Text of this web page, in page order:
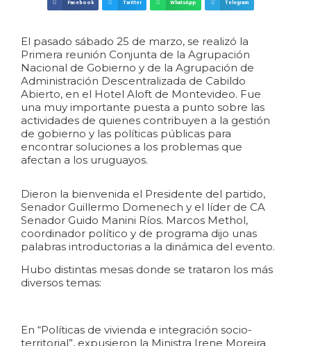
Facebook Twitter WhatsApp Telegram
El pasado sábado 25 de marzo, se realizó la
Primera reunión Conjunta de la Agrupación
Nacional de Gobierno y de la Agrupación de
Administración Descentralizada de Cabildo
Abierto, en el Hotel Aloft de Montevideo. Fue
una muy importante puesta a punto sobre las
actividades de quienes contribuyen a la gestión
de gobierno y las políticas públicas para
encontrar soluciones a los problemas que
afectan a los uruguayos.
Dieron la bienvenida el Presidente del partido,
Senador Guillermo Domenech y el líder de CA
Senador Guido Manini Ríos. Marcos Methol,
coordinador político y de programa dijo unas
palabras introductorias a la dinámica del evento.
Hubo distintas mesas donde se trataron los más
diversos temas:
En “Políticas de vivienda e integración socio-
territorial”, expusieron la Ministra Irene Moreira